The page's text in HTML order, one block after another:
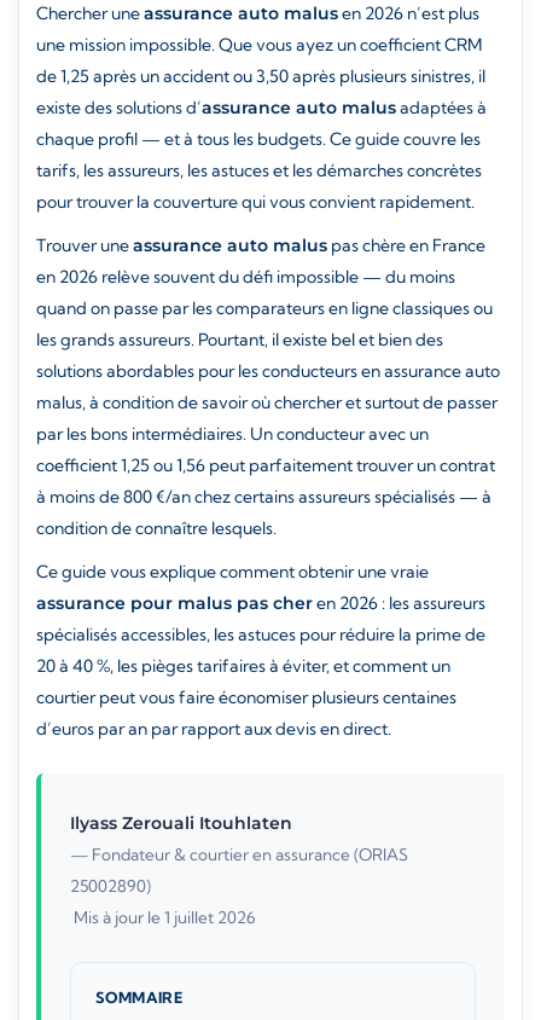
Chercher uneassurance auto malusen 2026 n’est plus
une mission impossible. Que vous ayez un coefficient CRM
de 1,25 après un accident ou 3,50 après plusieurs sinistres, il
existe des solutions d’assurance auto malusadaptées à
chaque profil — et à tous les budgets. Ce guide couvre les
tarifs, les assureurs, les astuces et les démarches concrètes
pour trouver la couverture qui vous convient rapidement.
Trouver uneassurance auto malus pas chère en France
en 2026 relève souvent du défi impossible — du moins
quand on passe par les comparateurs en ligne classiques ou
les grands assureurs. Pourtant, il existe bel et bien des
solutions abordables pour les conducteurs en assurance auto
malus, à condition de savoir où chercher et surtout de passer
par les bons intermédiaires. Un conducteur avec un
coefficient 1,25 ou 1,56 peut parfaitement trouver un contrat
à moins de 800 €/an chez certains assureurs spécialisés — à
condition de connaître lesquels.
Ce guide vous explique comment obtenir une vraie
assurance pour malus pas cheren 2026 : les assureurs
spécialisés accessibles, les astuces pour réduire la prime de
20 à 40 %, les pièges tarifaires à éviter, et comment un
courtier peut vous faire économiser plusieurs centaines
d’euros par an par rapport aux devis en direct.
Ilyass Zerouali Itouhlaten
— Fondateur & courtier en assurance (ORIAS
25002890)
Mis à jour le 1 juillet 2026
SOMMAIRE